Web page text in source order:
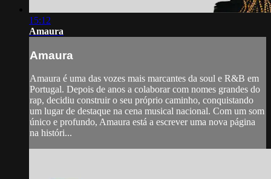
15:12
Amaura
Amaura
Amaura é uma das vozes mais marcantes da soul e R&B em
Portugal. Depois de anos a colaborar com nomes grandes do
rap, decidiu construir o seu próprio caminho, conquistando
um lugar de destaque na cena musical nacional. Com um som
único e profundo, Amaura está a escrever uma nova página
na históri...